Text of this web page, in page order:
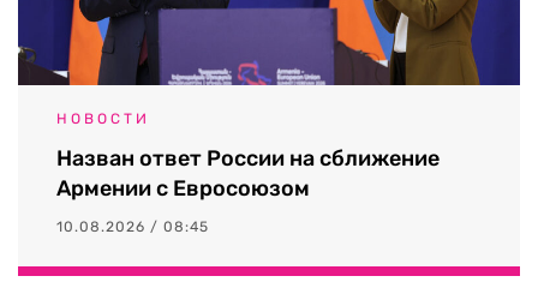
НОВОСТИ
Назван ответ России на сближение
Армении с Евросоюзом
10.08.2026 / 08:45